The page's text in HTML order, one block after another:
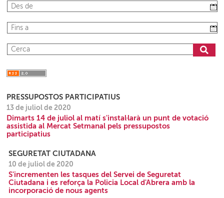
PRESSUPOSTOS PARTICIPATIUS
13 de juliol de 2020
Dimarts 14 de juliol al matí s'instal·larà un punt de votació
assistida al Mercat Setmanal pels pressupostos
participatius
SEGURETAT CIUTADANA
10 de juliol de 2020
S'incrementen les tasques del Servei de Seguretat
Ciutadana i es reforça la Policia Local d'Abrera amb la
incorporació de nous agents